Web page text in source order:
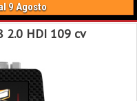
9 Agosto
2.0 HDI 109 cv